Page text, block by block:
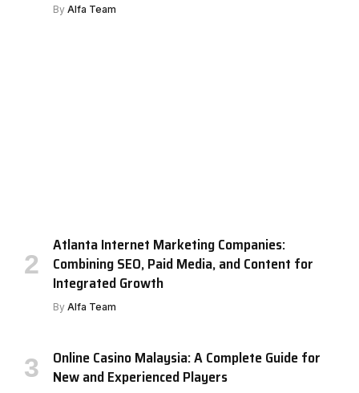
By Alfa Team
Atlanta Internet Marketing Companies:
Combining SEO, Paid Media, and Content for
Integrated Growth
By Alfa Team
Online Casino Malaysia: A Complete Guide for
New and Experienced Players